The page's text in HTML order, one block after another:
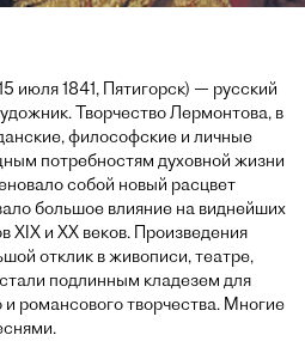
июля 1841, Пятигорск) — русский
Творчество Лермонтова, в
философские и личные
потребностям духовной жизни
собой новый расцвет
большое влияние на виднейших
XIX и XX веков. Произведения
отклик в живописи, театре,
подлинным кладезем для
романсового творчества. Многие